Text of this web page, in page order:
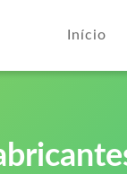
Início